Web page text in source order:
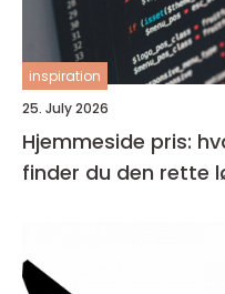
inspiration
25. July 2026
Hjemmeside pris:
finder du den rette